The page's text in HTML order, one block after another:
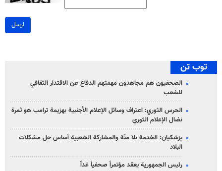
ارسل
توب تن
الصحفيون هم مجاهدون مهمتهم الدفاع عن الاقتدار الثقافي
للشعب
الحرس الثوري: اعتراف وسائل الإعلام الأجنبية بهزيمة ترامب هو ثمرة
نضال الإعلام الثوري
پزشکیان: الخدمة بلا منّة والمشاركة الشعبية أساس حل مشكلات
البلاد
رئيس الجمهورية يعقد مؤتمراً صحفياً غداً